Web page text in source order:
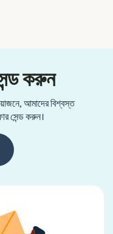
করুন
আমাদের বিশ্বস্ত
সেন্ড করুন।